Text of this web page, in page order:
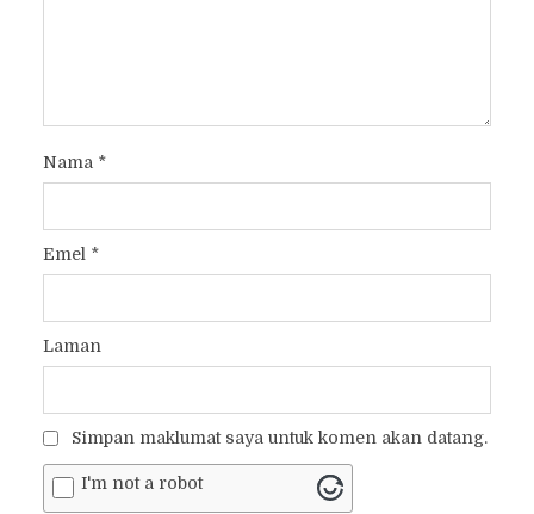
Nama *
Emel *
Laman
Simpan maklumat saya untuk komen akan datang.
I'm not a robot